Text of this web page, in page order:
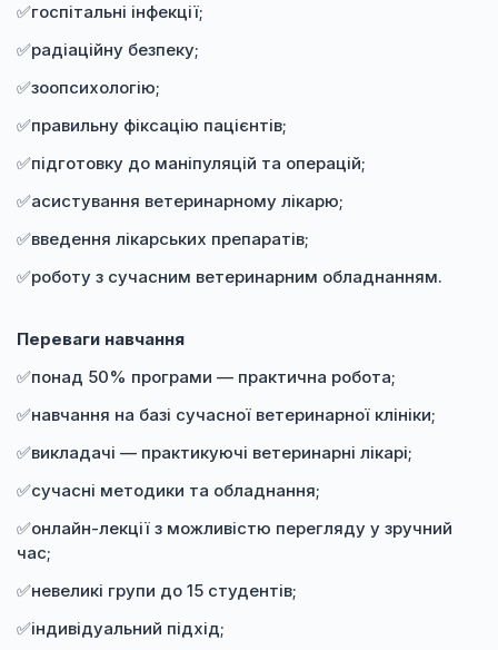
✅госпітальні інфекції;
✅радіаційну безпеку;
✅зоопсихологію;
✅правильну фіксацію пацієнтів;
✅підготовку до маніпуляцій та операцій;
✅асистування ветеринарному лікарю;
✅введення лікарських препаратів;
✅роботу з сучасним ветеринарним обладнанням.
Переваги навчання
✅понад 50% програми — практична робота;
✅навчання на базі сучасної ветеринарної клініки;
✅викладачі — практикуючі ветеринарні лікарі;
✅сучасні методики та обладнання;
✅онлайн-лекції з можливістю перегляду у зручний
час;
✅невеликі групи до 15 студентів;
✅індивідуальний підхід;